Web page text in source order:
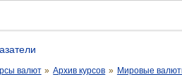
валют » Архив курсов » Мировые